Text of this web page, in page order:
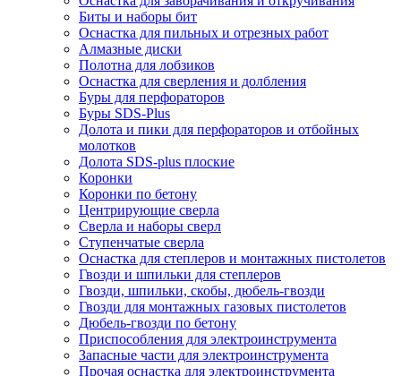
Биты и наборы бит
Оснастка для пильных и отрезных работ
Алмазные диски
Полотна для лобзиков
Оснастка для сверления и долбления
Буры для перфораторов
Буры SDS-Plus
Долота и пики для перфораторов и отбойных
молотков
Долота SDS-plus плоские
Коронки
Коронки по бетону
Центрирующие сверла
Сверла и наборы сверл
Ступенчатые сверла
Оснастка для степлеров и монтажных пистолетов
Гвозди и шпильки для степлеров
Гвозди, шпильки, скобы, дюбель-гвозди
Гвозди для монтажных газовых пистолетов
Дюбель-гвозди по бетону
Приспособления для электроинструмента
Запасные части для электроинструмента
Прочая оснастка для электроинструмента